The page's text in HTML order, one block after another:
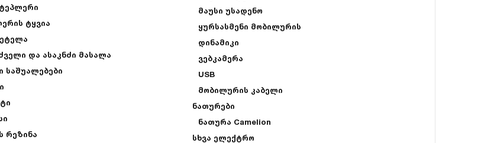
ტყვია
და ასაკნძი მასალა
საშუალებები
რეზინა
მაუსი უსადენო
ყურსასმენი მობილურის
დინამიკი
ვებკამერა
USB
მობილურის კაბელი
ნათურები
ნათურა Camelion
სხვა ელექტრო